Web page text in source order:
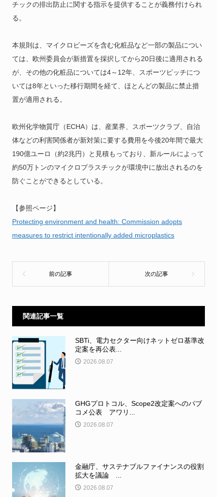
チックの排出防止に関する指示を提供することが義務付けられ
る。
本規則は、マイクロビーズを含む化粧品など一部の製品につい
ては、欧州委員会が新措置を採択してから20日後に適用される
が、その他の化粧品については4～12年、スポーツピッチにつ
いては8年といった移行期間を経て、ほとんどの製品に禁止措
置が適用される。
欧州化学物質庁（ECHA）は、産業界、スポーツクラブ、自治
体などの利害関係者が新対策に要する費用を今後20年間で最大
190億ユーロ（約2兆円）と見積もっており、新ルールによって
約50万トンのマイクロプラスチックが環境中に放出されるのを
防ぐことができるとしている。
【参照ページ】
Protecting environment and health: Commission adopts
measures to restrict intentionally added microplastics
関連記事一覧
SBTi、電力セクター向けネットゼロ基準改
定案を再公表...
2026.08.07
GHGプロトコル、Scope2改定案へのパブ
コメ公表 アワリ...
2026.08.07
金融庁、サステナブルファイナンスの役割
拡大を議論 ...
2026.08.07